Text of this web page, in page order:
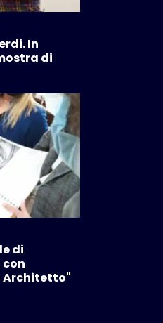
In
di
di
Architetto"